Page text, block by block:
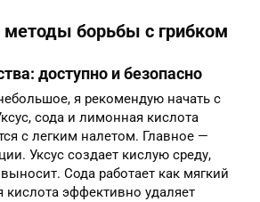
борьбы с грибком
доступно и безопасно
я рекомендую начать с
сода и лимонная кислота
с легким налетом. Главное —
Уксус создает кислую среду,
Сода работает как мягкий
эффективно удаляет